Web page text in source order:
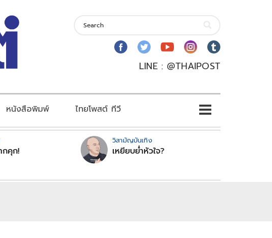
LINE : @THAIPOST
หนังสือพิมพ์ ไทยโพสต์ ทีวี
กคุก!
วิสามัญบันเทิง
เหยียบย่ำหัวใจ?